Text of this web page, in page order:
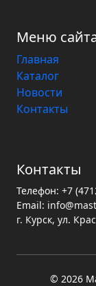
Меню
Главная
Каталог
Новости
Контакты
Контакты
Телефон: +7
Email:
г. Курск, ул.
© 2026